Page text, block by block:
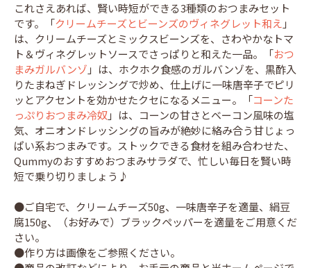
これさえあれば、賢い時短ができる3種類のおつまみセット
です。「クリームチーズとビーンズのヴィネグレット和え 」
は、クリームチーズとミックスビーンズを、さわやかなトマ
ト＆ヴィネグレットソースでさっぱりと和えた一品。「おつ
まみガルバンゾ 」は、ホクホク食感のガルバンゾを、黒酢入
りたまねぎドレッシングで炒め、仕上げに一味唐辛子でピリ
ッとアクセントを効かせたクセになるメニュー。「コーンた
っぷりおつまみ冷奴」は、コーンの甘さとベーコン風味の塩
気、オニオンドレッシングの旨みが絶妙に絡み合う甘じょっ
ぱい系おつまみです。ストックできる食材を組み合わせた、
Qummyのおすすめおつまみサラダで、忙しい毎日を賢い時
短で乗り切りましょう♪
●ご自宅で、クリームチーズ50g、一味唐辛子を適量、絹豆
腐150g、（お好みで）ブラックペッパーを適量をご用意くだ
さい。
●作り方は画像をご参照ください。